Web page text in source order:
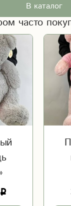
В каталог
часто